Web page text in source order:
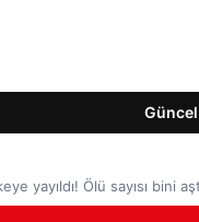
yayıldı! Ölü sayısı bini